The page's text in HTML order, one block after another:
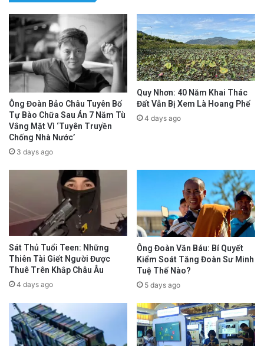
Ông Đoàn Bảo Châu Tuyên Bố
Tự Bào Chữa Sau Án 7 Năm Tù
Vắng Mặt Vì ‘Tuyên Truyền
Chống Nhà Nước’
3 days ago
Quy Nhơn: 40 Năm Khai Thác
Đất Vẫn Bị Xem Là Hoang Phế
4 days ago
Sát Thủ Tuổi Teen: Những
Thiên Tài Giết Người Được
Thuê Trên Khắp Châu Âu
4 days ago
Ông Đoàn Văn Báu: Bí Quyết
Kiểm Soát Tăng Đoàn Sư Minh
Tuệ Thế Nào?
5 days ago